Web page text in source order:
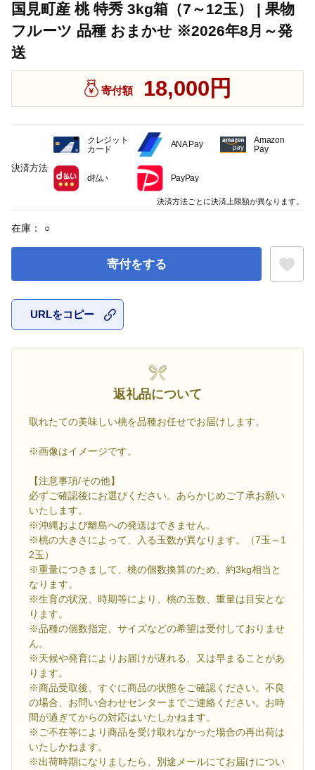
国見町産 桃 特秀 3kg箱（7～12玉） | 果物
フルーツ 品種 おまかせ ※2026年8月～発
送
寄付額 18,000円
在庫： ○
寄付をする
URLをコピー
返礼品について
取れたての美味しい桃を品種お任せでお届けします。
※画像はイメージです。
【注意事項/その他】
必ずご確認後にお選びください。あらかじめご了承お願い
いたします。
※沖縄および離島への発送はできません。
※桃の大きさによって、入る玉数が異なります。（7玉～1
2玉）
※重量につきまして、桃の個数換算のため、約3kg相当と
なります。
※生育の状況、時期等により、桃の玉数、重量は目安とな
ります。
※品種の個数指定、サイズなどの希望は受付しておりませ
ん。
※天候や発育によりお届けが遅れる、又は早まることがあ
ります。
※商品受取後、すぐに商品の状態をご確認ください。不良
の場合、お問い合わせセンターまでご連絡ください。お時
間が過ぎてからの対応はいたしかねます。
※ご不在等により商品を受け取れなかった場合の再出荷は
いたしかねます。
※出荷時期になりましたら、別途メールにてお届けについ
決済方法
クレジット
カード
ANA Pay
Amazon
Pay
d払い PayPay
決済方法ごとに決済上限額が異なります。